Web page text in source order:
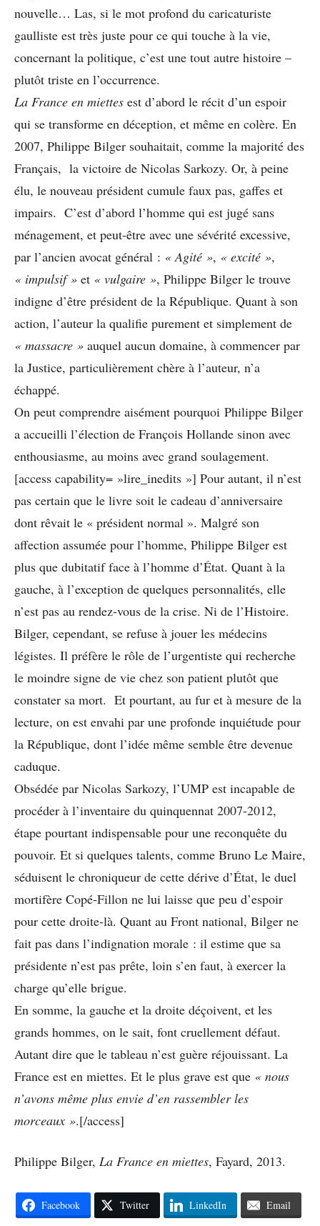
nouvelle… Las, si le mot profond du caricaturiste
gaulliste est très juste pour ce qui touche à la vie,
concernant la politique, c’est une tout autre histoire –
plutôt triste en l’occurrence.
La France en miettes est d’abord le récit d’un espoir
qui se transforme en déception, et même en colère. En
2007, Philippe Bilger souhaitait, comme la majorité des
Français, la victoire de Nicolas Sarkozy. Or, à peine
élu, le nouveau président cumule faux pas, gaffes et
impairs. C’est d’abord l’homme qui est jugé sans
ménagement, et peut-être avec une sévérité excessive,
par l’ancien avocat général : « Agité », « excité »,
« impulsif » et « vulgaire », Philippe Bilger le trouve
indigne d’être président de la République. Quant à son
action, l’auteur la qualifie purement et simplement de
« massacre » auquel aucun domaine, à commencer par
la Justice, particulièrement chère à l’auteur, n’a
échappé.
On peut comprendre aisément pourquoi Philippe Bilger
a accueilli l’élection de François Hollande sinon avec
enthousiasme, au moins avec grand soulagement.
[access capability= »lire_inedits »] Pour autant, il n’est
pas certain que le livre soit le cadeau d’anniversaire
dont rêvait le « président normal ». Malgré son
affection assumée pour l’homme, Philippe Bilger est
plus que dubitatif face à l’homme d’État. Quant à la
gauche, à l’exception de quelques personnalités, elle
n’est pas au rendez-vous de la crise. Ni de l’Histoire.
Bilger, cependant, se refuse à jouer les médecins
légistes. Il préfère le rôle de l’urgentiste qui recherche
le moindre signe de vie chez son patient plutôt que
constater sa mort. Et pourtant, au fur et à mesure de la
lecture, on est envahi par une profonde inquiétude pour
la République, dont l’idée même semble être devenue
caduque.
Obsédée par Nicolas Sarkozy, l’UMP est incapable de
procéder à l’inventaire du quinquennat 2007-2012,
étape pourtant indispensable pour une reconquête du
pouvoir. Et si quelques talents, comme Bruno Le Maire,
séduisent le chroniqueur de cette dérive d’État, le duel
mortifère Copé-Fillon ne lui laisse que peu d’espoir
pour cette droite-là. Quant au Front national, Bilger ne
fait pas dans l’indignation morale : il estime que sa
présidente n’est pas prête, loin s’en faut, à exercer la
charge qu’elle brigue.
En somme, la gauche et la droite déçoivent, et les
grands hommes, on le sait, font cruellement défaut.
Autant dire que le tableau n’est guère réjouissant. La
France est en miettes. Et le plus grave est que « nous
n’avons même plus envie d’en rassembler les
morceaux ».[/access]
Philippe Bilger, La France en miettes, Fayard, 2013.
Facebook Twitter LinkedIn Email